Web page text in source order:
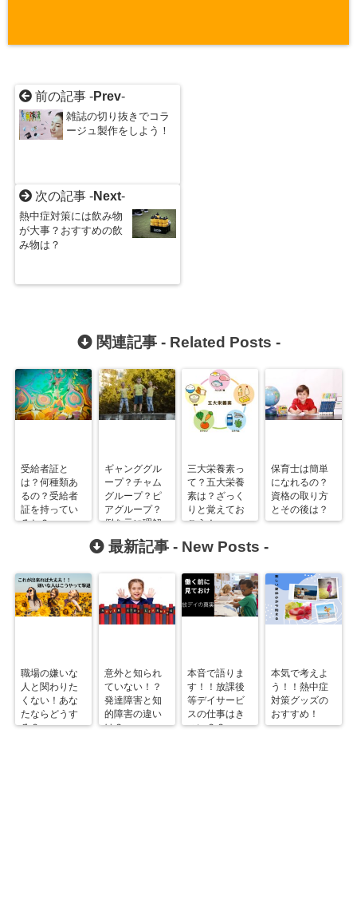
前の記事 -Prev-
雑誌の切り抜きでコラ
ージュ製作をしよう！
次の記事 -Next-
熱中症対策には飲み物
が大事？おすすめの飲
み物は？
関連記事 - Related Posts -
受給者証と
は？何種類あ
るの？受給者
証を持ってい
ると？
ギャンググル
ープ？チャム
グループ？ピ
アグループ？
例を元に理解
しよう！
三大栄養素っ
て？五大栄養
素は？ざっく
りと覚えてお
こう！
保育士は簡単
になれるの？
資格の取り方
とその後は？
最新記事 - New Posts -
職場の嫌いな
人と関わりた
くない！あな
たならどうす
る？
意外と知られ
ていない！？
発達障害と知
的障害の違い
は？
本音で語りま
す！！放課後
等デイサービ
スの仕事はき
つい？？
本気で考えよ
う！！熱中症
対策グッズの
おすすめ！